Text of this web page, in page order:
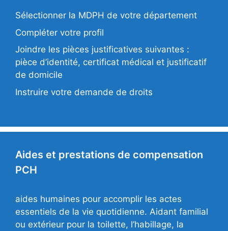
Sélectionner la MDPH de votre département
Compléter votre profil
Joindre les pièces justificatives suivantes :
pièce d’identité, certificat médical et justificatif
de domicile
Instruire votre demande de droits
Aides et prestations de compensation
PCH
aides humaines pour accomplir les actes
essentiels de la vie quotidienne. Aidant familial
ou extérieur pour la toilette, l’habillage, la